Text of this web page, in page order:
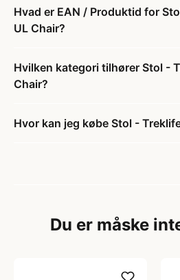
Hvad er EAN / Produktid for
UL Chair?
Hvilken kategori tilhører Stol -
Chair?
Hvor kan jeg købe Stol -
Du er måske